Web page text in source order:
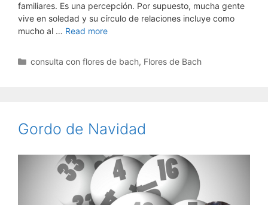
familiares. Es una percepción. Por supuesto, mucha gente
vive en soledad y su círculo de relaciones incluye como
mucho al … Read more
Categorías
consulta con flores de bach, Flores de Bach
Gordo de Navidad